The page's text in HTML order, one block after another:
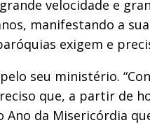
velocidade e
manifestando a
exigem e
seu ministério.
que, a partir
da Misericórdia